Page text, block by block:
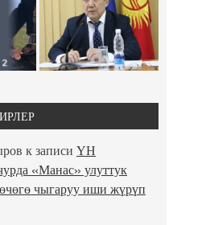
к записи ҮН
«Манас» улуттук
чыгаруу иши жүрүп